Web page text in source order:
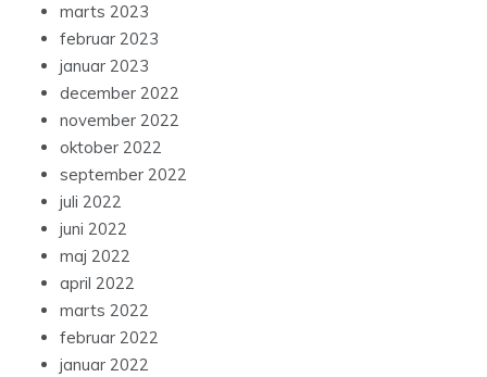
marts 2023
februar 2023
januar 2023
december 2022
november 2022
oktober 2022
september 2022
juli 2022
juni 2022
maj 2022
april 2022
marts 2022
februar 2022
januar 2022